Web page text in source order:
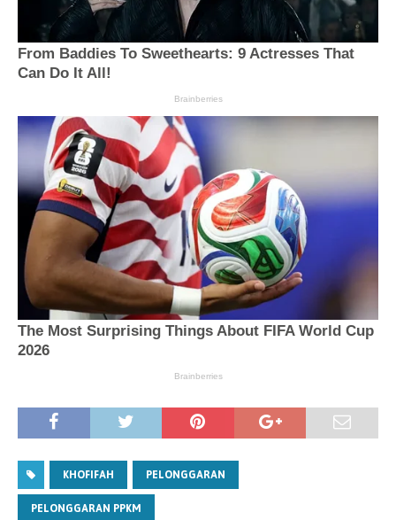
KHOFIFAH PELONGGARAN
PELONGGARAN PPKM